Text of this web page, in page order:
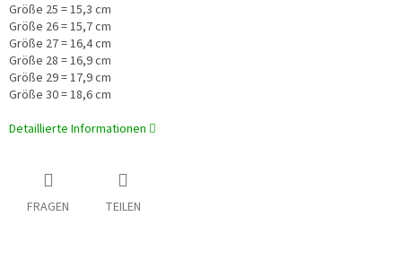
Größe 25 = 15,3 cm
Größe 26 = 15,7 cm
Größe 27 = 16,4 cm
Größe 28 = 16,9 cm
Größe 29 = 17,9 cm
Größe 30 = 18,6 cm
Detaillierte Informationen
FRAGEN TEILEN